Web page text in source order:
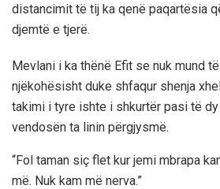
distancimit të tij ka qenë paqartësia
djemtë e tjerë.
Mevlani i ka thënë Efit se nuk mund
njëkohësisht duke shfaqur shenja
takimi i tyre ishte i shkurtër pasi të
vendosën ta linin përgjysmë.
“Fol taman siç flet kur jemi mbrapa
më. Nuk kam më nerva.”